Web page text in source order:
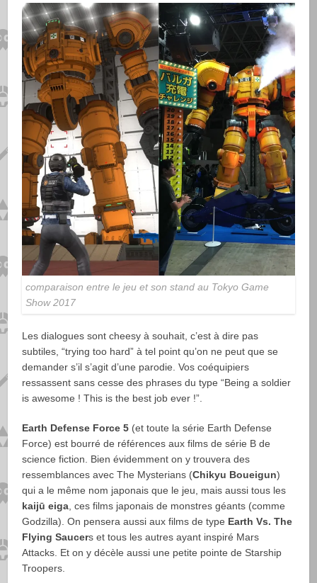
comparaison entre le jeu et son stand au Tokyo Game
Show 2017
Les dialogues sont cheesy à souhait, c’est à dire pas
subtiles, “trying too hard” à tel point qu’on ne peut que se
demander s’il s’agit d’une parodie. Vos coéquipiers
ressassent sans cesse des phrases du type “Being a soldier
is awesome ! This is the best job ever !”.
Earth Defense Force 5 (et toute la série Earth Defense
Force) est bourré de références aux films de série B de
science fiction. Bien évidemment on y trouvera des
ressemblances avec The Mysterians (Chikyu Boueigun)
qui a le même nom japonais que le jeu, mais aussi tous les
kaijū eiga, ces films japonais de monstres géants (comme
Godzilla). On pensera aussi aux films de type Earth Vs. The
Flying Saucers et tous les autres ayant inspiré Mars
Attacks. Et on y décèle aussi une petite pointe de Starship
Troopers.